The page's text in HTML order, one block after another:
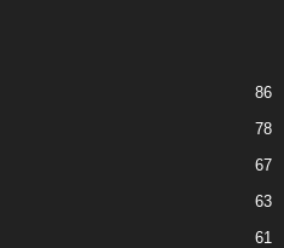
86
78
67
63
61